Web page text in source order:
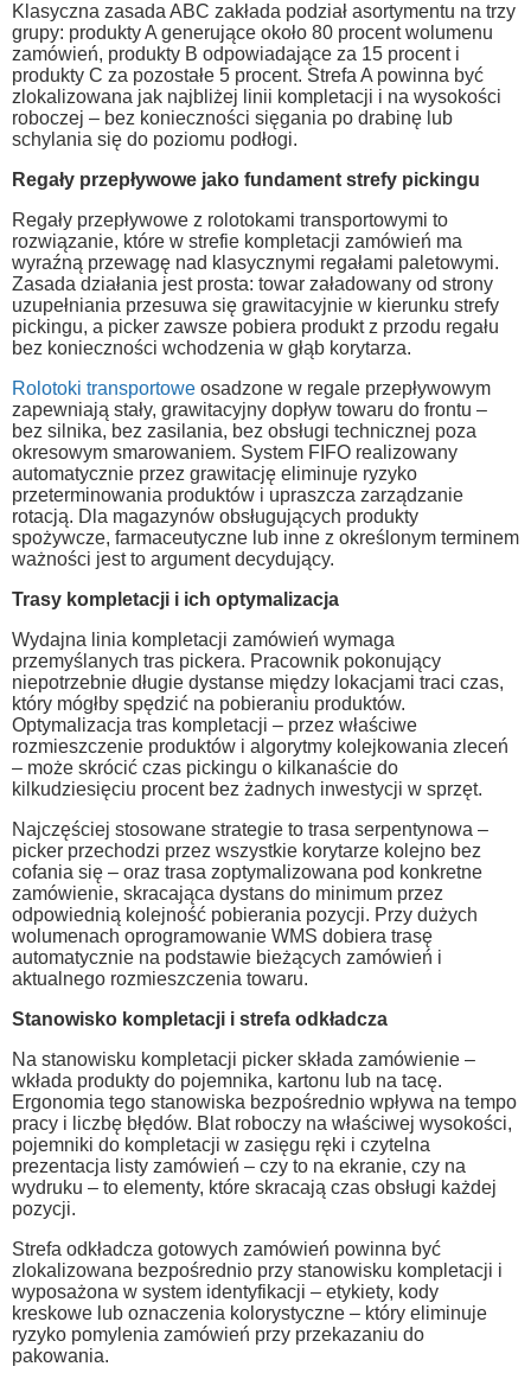
Klasyczna zasada ABC zakłada podział asortymentu na trzy
grupy: produkty A generujące około 80 procent wolumenu
zamówień, produkty B odpowiadające za 15 procent i
produkty C za pozostałe 5 procent. Strefa A powinna być
zlokalizowana jak najbliżej linii kompletacji i na wysokości
roboczej – bez konieczności sięgania po drabinę lub
schylania się do poziomu podłogi.
Regały przepływowe jako fundament strefy pickingu
Regały przepływowe z rolotokami transportowymi to
rozwiązanie, które w strefie kompletacji zamówień ma
wyraźną przewagę nad klasycznymi regałami paletowymi.
Zasada działania jest prosta: towar załadowany od strony
uzupełniania przesuwa się grawitacyjnie w kierunku strefy
pickingu, a picker zawsze pobiera produkt z przodu regału
bez konieczności wchodzenia w głąb korytarza.
Rolotoki transportowe osadzone w regale przepływowym
zapewniają stały, grawitacyjny dopływ towaru do frontu –
bez silnika, bez zasilania, bez obsługi technicznej poza
okresowym smarowaniem. System FIFO realizowany
automatycznie przez grawitację eliminuje ryzyko
przeterminowania produktów i upraszcza zarządzanie
rotacją. Dla magazynów obsługujących produkty
spożywcze, farmaceutyczne lub inne z określonym terminem
ważności jest to argument decydujący.
Trasy kompletacji i ich optymalizacja
Wydajna linia kompletacji zamówień wymaga
przemyślanych tras pickera. Pracownik pokonujący
niepotrzebnie długie dystanse między lokacjami traci czas,
który mógłby spędzić na pobieraniu produktów.
Optymalizacja tras kompletacji – przez właściwe
rozmieszczenie produktów i algorytmy kolejkowania zleceń
– może skrócić czas pickingu o kilkanaście do
kilkudziesięciu procent bez żadnych inwestycji w sprzęt.
Najczęściej stosowane strategie to trasa serpentynowa –
picker przechodzi przez wszystkie korytarze kolejno bez
cofania się – oraz trasa zoptymalizowana pod konkretne
zamówienie, skracająca dystans do minimum przez
odpowiednią kolejność pobierania pozycji. Przy dużych
wolumenach oprogramowanie WMS dobiera trasę
automatycznie na podstawie bieżących zamówień i
aktualnego rozmieszczenia towaru.
Stanowisko kompletacji i strefa odkładcza
Na stanowisku kompletacji picker składa zamówienie –
wkłada produkty do pojemnika, kartonu lub na tacę.
Ergonomia tego stanowiska bezpośrednio wpływa na tempo
pracy i liczbę błędów. Blat roboczy na właściwej wysokości,
pojemniki do kompletacji w zasięgu ręki i czytelna
prezentacja listy zamówień – czy to na ekranie, czy na
wydruku – to elementy, które skracają czas obsługi każdej
pozycji.
Strefa odkładcza gotowych zamówień powinna być
zlokalizowana bezpośrednio przy stanowisku kompletacji i
wyposażona w system identyfikacji – etykiety, kody
kreskowe lub oznaczenia kolorystyczne – który eliminuje
ryzyko pomylenia zamówień przy przekazaniu do
pakowania.